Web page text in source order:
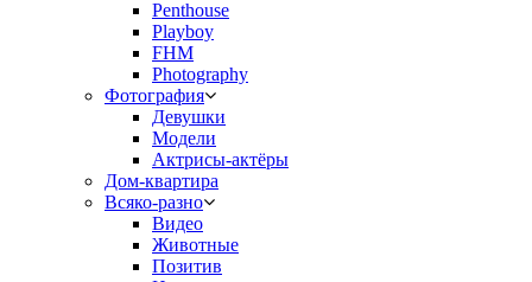
Penthouse
Playboy
FHM
Photography
Фотография
Девушки
Модели
Актрисы-актёры
Дом-квартира
Всяко-разно
Видео
Животные
Позитив